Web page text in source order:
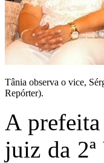
Tânia observa o vice,
Repórter).
A
juiz da